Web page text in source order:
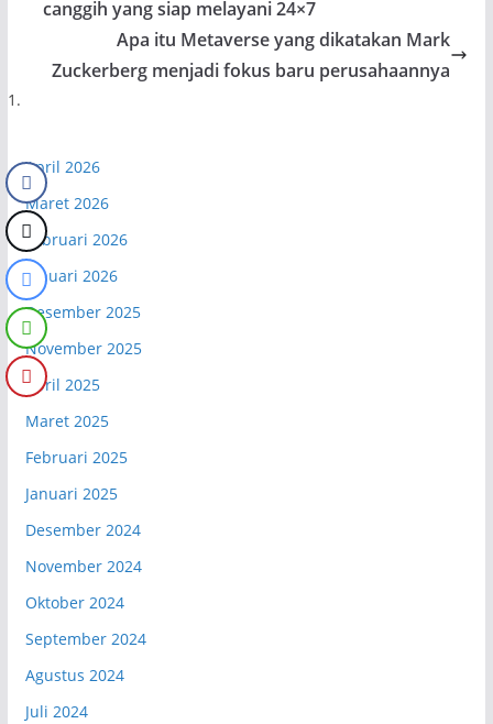
canggih yang siap melayani 24×7
Apa itu Metaverse yang dikatakan Mark
Zuckerberg menjadi fokus baru perusahaannya
April 2026
Maret 2026
Februari 2026
Januari 2026
Desember 2025
November 2025
April 2025
Maret 2025
Februari 2025
Januari 2025
Desember 2024
November 2024
Oktober 2024
September 2024
Agustus 2024
Juli 2024